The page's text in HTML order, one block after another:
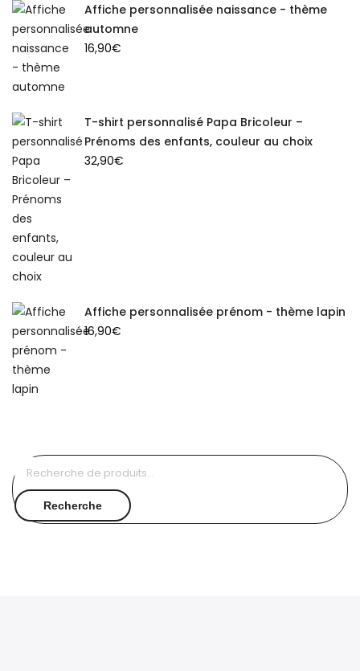
Affiche personnalisée naissance - thème
automne
16,90€
T-shirt personnalisé Papa Bricoleur –
Prénoms des enfants, couleur au choix
32,90€
Affiche personnalisée prénom - thème lapin
16,90€
Recherche